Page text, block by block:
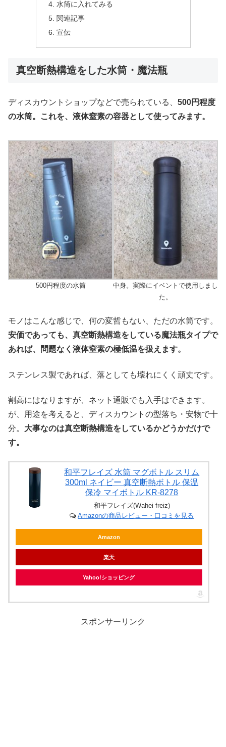
水筒に入れてみる
関連記事
宣伝
真空断熱構造をした水筒・魔法瓶
ディスカウントショップなどで売られている、 500円程度
の水筒。これを、液体窒素の容器として使ってみます。
500円程度の水筒
中身。実際にイベントで使用しまし
た。
モノはこんな感じで、何の変哲もない、ただの水筒です。
安価であっても、真空断熱構造をしている魔法瓶タイプで
あれば、問題なく液体窒素の極低温を扱えます。
ステンレス製であれば、落としても壊れにくく頑丈です。
割高にはなりますが、ネット通販でも入手はできます。
が、用途を考えると、ディスカウントの型落ち・安物で十
分。 大事なのは真空断熱構造をしているかどうかだけで
す。
和平フレイズ 水筒 マグボトル スリム
300ml ネイビー 真空断熱ボトル 保温
保冷 マイボトル KR-8278
和平フレイズ(Wahei freiz)
Amazonの商品レビュー・口コミを見る
Amazon
楽天
Yahoo!ショッピング
スポンサーリンク